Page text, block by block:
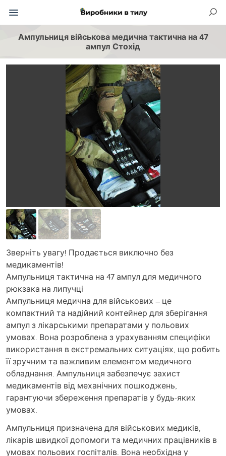
Ампульниця військова медична тактична на 47
ампул Стохід
Зверніть увагу! Продається виключно без
медикаментів!
Ампульниця тактична на 47 ампул для медичного
рюкзака на липучці
Ампульниця медична для військових – це
компактний та надійний контейнер для зберігання
ампул з лікарськими препаратами у польових
умовах. Вона розроблена з урахуванням специфіки
використання в екстремальних ситуаціях, що робить
її зручним та важливим елементом медичного
обладнання. Ампульниця забезпечує захист
медикаментів від механічних пошкоджень,
гарантуючи збереження препаратів у будь-яких
умовах.
Ампульниця призначена для військових медиків,
лікарів швидкої допомоги та медичних працівників в
умовах польових госпіталів. Вона необхідна у